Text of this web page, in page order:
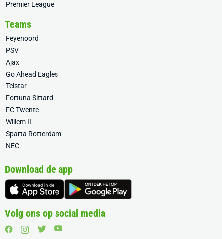
Premier League
Teams
Feyenoord
PSV
Ajax
Go Ahead Eagles
Telstar
Fortuna Sittard
FC Twente
Willem II
Sparta Rotterdam
NEC
Download de app
Volg ons op social media